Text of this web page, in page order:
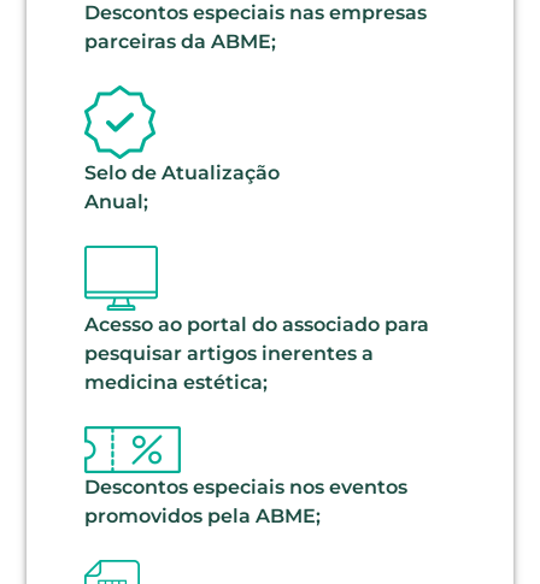
Descontos especiais nas empresas
parceiras da ABME;
Selo de Atualização
Anual;
Acesso ao portal do associado para
pesquisar artigos inerentes a
medicina estética;
Descontos especiais nos eventos
promovidos pela ABME;